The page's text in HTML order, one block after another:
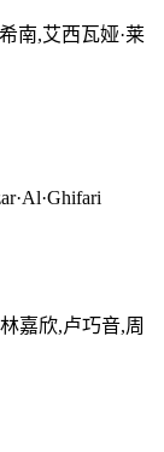
南,艾西瓦娅·莱
嘉欣,卢巧音,周